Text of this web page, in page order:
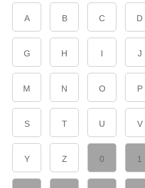
A B C D
G H I J
M N O P
S T U V
Y Z 0 1